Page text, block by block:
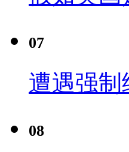
07
遭遇强
08